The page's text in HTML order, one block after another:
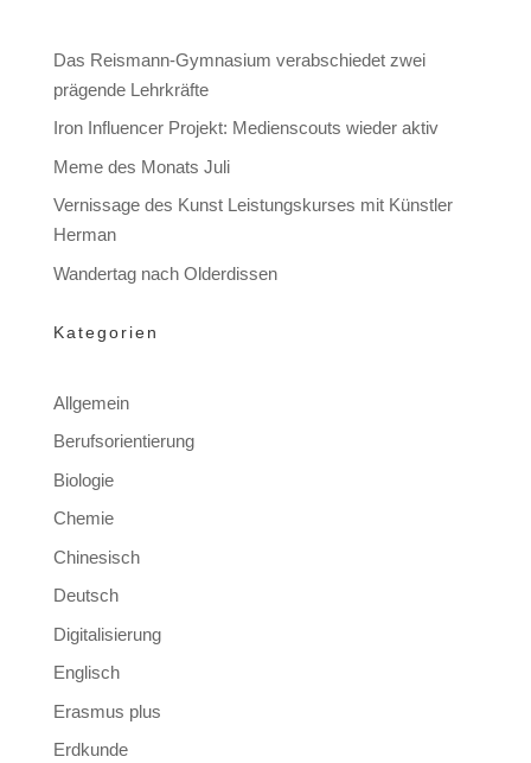
Das Reismann-Gymnasium verabschiedet zwei
prägende Lehrkräfte
Iron Influencer Projekt: Medienscouts wieder aktiv
Meme des Monats Juli
Vernissage des Kunst Leistungskurses mit Künstler
Herman
Wandertag nach Olderdissen
Kategorien
Allgemein
Berufsorientierung
Biologie
Chemie
Chinesisch
Deutsch
Digitalisierung
Englisch
Erasmus plus
Erdkunde